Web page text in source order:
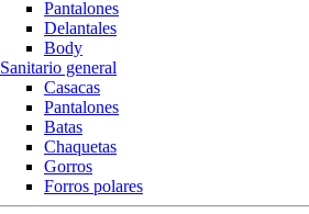
Pantalones
Delantales
Body
Sanitario general
Casacas
Pantalones
Batas
Chaquetas
Gorros
Forros polares